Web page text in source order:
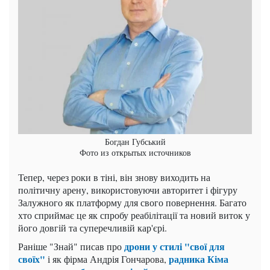
Богдан Губський
Фото из открытых источников
Тепер, через роки в тіні, він знову виходить на
політичну арену, використовуючи авторитет і фігуру
Залужного як платформу для свого повернення. Багато
хто сприймає це як спробу реабілітації та новий виток у
його довгій та суперечливій кар'єрі.
Раніше "Знай" писав продрони у стилі "свої для
своїх" і як фірма Андрія Гончарова, радника Кіма